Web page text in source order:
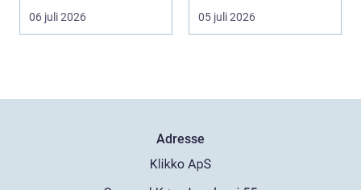
leddplager begynn...
06 juli 2026
vinkle...
05 juli 2026
Adresse